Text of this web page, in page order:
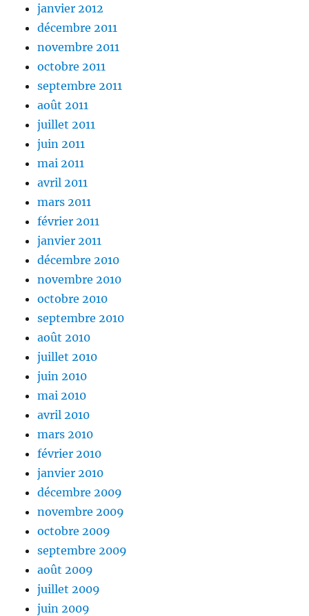
janvier 2012
décembre 2011
novembre 2011
octobre 2011
septembre 2011
août 2011
juillet 2011
juin 2011
mai 2011
avril 2011
mars 2011
février 2011
janvier 2011
décembre 2010
novembre 2010
octobre 2010
septembre 2010
août 2010
juillet 2010
juin 2010
mai 2010
avril 2010
mars 2010
février 2010
janvier 2010
décembre 2009
novembre 2009
octobre 2009
septembre 2009
août 2009
juillet 2009
juin 2009